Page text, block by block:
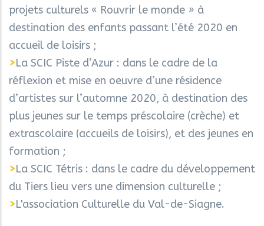
projets culturels « Rouvrir le monde » à
destination des enfants passant l’été 2020 en
accueil de loisirs ;
>La SCIC Piste d’Azur : dans le cadre de la
réflexion et mise en oeuvre d’une résidence
d’artistes sur l’automne 2020, à destination des
plus jeunes sur le temps préscolaire (crèche) et
extrascolaire (accueils de loisirs), et des jeunes en
formation ;
>La SCIC Tétris : dans le cadre du développement
du Tiers lieu vers une dimension culturelle ;
>L'association Culturelle du Val-de-Siagne.